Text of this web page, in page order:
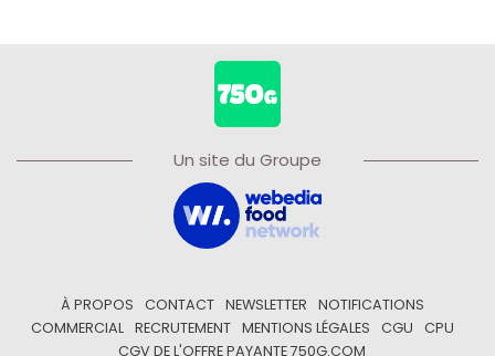
Un site du Groupe
À PROPOS CONTACT NEWSLETTER
NOTIFICATIONS
COMMERCIAL
RECRUTEMENT MENTIONS LÉGALES CGU
CPU
CGV DE L'OFFRE PAYANTE 750G.COM